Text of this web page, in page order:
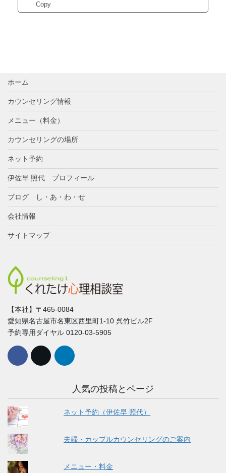
Copy
ホーム
カウンセリング情報
メニュー（料金）
カウンセリングの場所
ネット予約
伊佐早 照代 プロフィール
ブログ し・あ・わ・せ
会社情報
サイトマップ
【本社】〒465-0084
愛知県名古屋市名東区西里町1-10 呉竹ビル2F
予約専用ダイヤル 0120-03-5905
人気の投稿とページ
ネット予約（伊佐早 照代）
夫婦・カップルカウンセリングのご案内
メニュー・料金